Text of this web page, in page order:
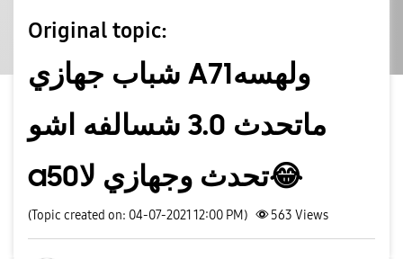
Original topic:
شباب جهازي A71ولهسه
ماتحدث 3.0 شسالفه اشو
a50تحدث وجهازي لا😂
(Topic created on: 04-07-2021 12:00 PM) 563 Views